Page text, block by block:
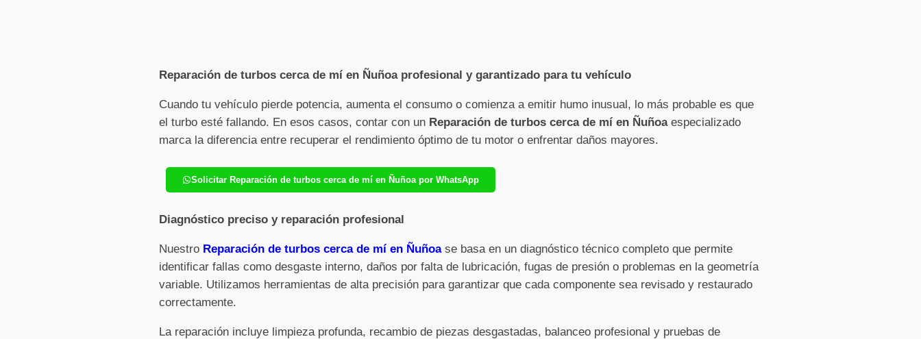
Reparación de turbos cerca de mí en Ñuñoa profesional y garantizado para tu vehículo
Cuando tu vehículo pierde potencia, aumenta el consumo o comienza a emitir humo inusual, lo más probable es que
el turbo esté fallando. En esos casos, contar con un Reparación de turbos cerca de mí en Ñuñoaespecializado
marca la diferencia entre recuperar el rendimiento óptimo de tu motor o enfrentar daños mayores.
Solicitar Reparación de turbos cerca de mí en Ñuñoa por WhatsApp
Diagnóstico preciso y reparación profesional
Nuestro Reparación de turbos cerca de mí en Ñuñoase basa en un diagnóstico técnico completo que permite
identificar fallas como desgaste interno, daños por falta de lubricación, fugas de presión o problemas en la geometría
variable. Utilizamos herramientas de alta precisión para garantizar que cada componente sea revisado y restaurado
correctamente.
La reparación incluye limpieza profunda, recambio de piezas desgastadas, balanceo profesional y pruebas de